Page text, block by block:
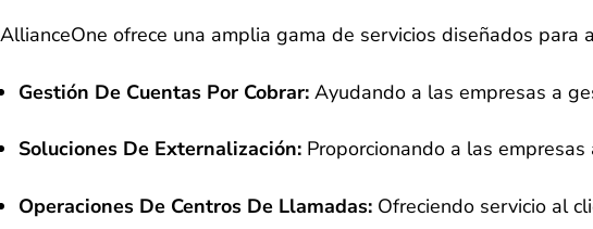
AllianceOne ofrece una amplia gama de servicios diseñados
Gestión De Cuentas Por Cobrar: Ayudando a las empresas a
Soluciones De Externalización: Proporcionando a las
Operaciones De Centros De Llamadas: Ofreciendo servicio al